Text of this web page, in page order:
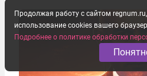
благородства, которые мы
ассоциировать с...
Продолжая работу с сайтом
использование cookies вашего
Подробнее о политике обработки